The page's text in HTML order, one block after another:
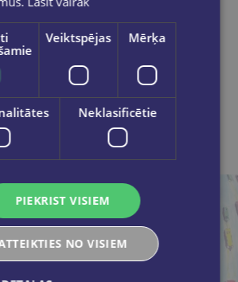
Veiktspējas Mērķa
Neklasificētie
PIEKRIST VISIEM
NO VISIEM